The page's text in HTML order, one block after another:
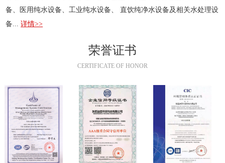
备、医用纯水设备、工业纯水设备、 直饮纯净水设备及相关水处理设
备...详情>>
荣誉证书
CERTIFICATE OF HONOR